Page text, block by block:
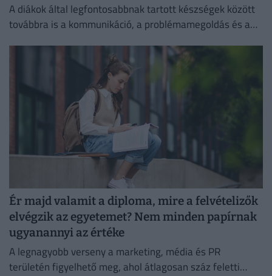
A diákok által legfontosabbnak tartott készségek között
továbbra is a kommunikáció, a problémamegoldás és a
Ér majd valamit a diploma, mire a felvételizők
elvégzik az egyetemet? Nem minden papírnak
ugyanannyi az értéke
A legnagyobb verseny a marketing, média és PR
területén figyelhető meg, ahol átlagosan száz feletti